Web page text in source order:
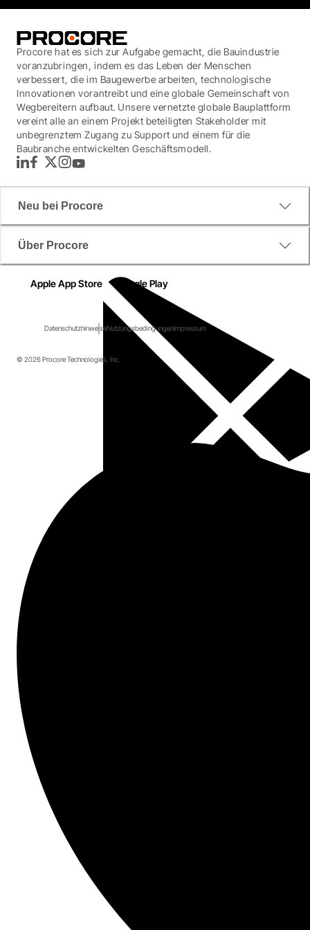
Procore hat es sich zur Aufgabe gemacht, die Bauindustrie
voranzubringen, indem es das Leben der Menschen
verbessert, die im Baugewerbe arbeiten, technologische
Innovationen vorantreibt und eine globale Gemeinschaft von
Wegbereitern aufbaut. Unsere vernetzte globale Bauplattform
vereint alle an einem Projekt beteiligten Stakeholder mit
unbegrenztem Zugang zu Support und einem für die
Baubranche entwickelten Geschäftsmodell.
LinkedInFacebook
TwitterInstagram
YouTube
Neu bei Procore
Über Procore
Apple App Store Google Play
DatenschutzhinweiseNutzungsbedingungenImpressum
© 2026 Procore Technologies, Inc.